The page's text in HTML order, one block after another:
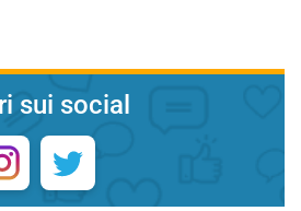
sui social